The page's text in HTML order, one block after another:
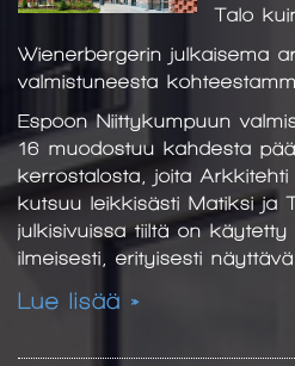
Talo
Wienerbergerin julkaisema
valmistuneesta
Espoon Niittykumpuun
16 muodostuu kahdesta
kerrostalosta, joita
kutsuu leikkisästi Matiksi ja
julkisivuissa tiiltä on
ilmeisesti, erityisesti
Lue lisää »